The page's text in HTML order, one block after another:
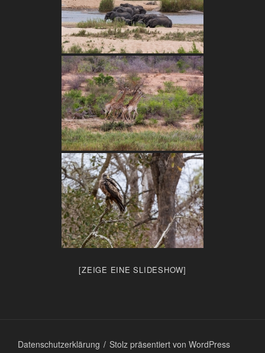
[ZEIGE EINE SLIDESHOW]
Datenschutzerklärung Stolz präsentiert von WordPress